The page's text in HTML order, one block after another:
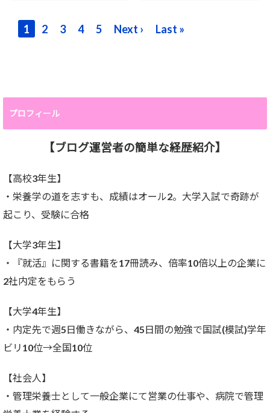
1 2 3 4 5 Next › Last »
プロフィール
【ブログ運営者の簡単な経歴紹介】
【高校3年生】
・栄養学の道を志すも、成績はオール2。大学入試で奇跡が
起こり、受験に合格
【大学3年生】
・『就活』に関する書籍を17冊読み、倍率10倍以上の企業に
2社内定をもらう
【大学4年生】
・内定先で週5日働きながら、45日間の勉強で国試(模試)学年
ビリ10位→全国10位
【社会人】
・管理栄養士として一般企業にて営業の仕事や、病院で管理